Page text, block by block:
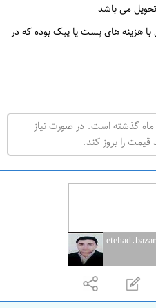
می باشد
با هزینه های پست یا پیک بوده که در
ماه گذشته است. در صورت نیاز
قیمت را بروز کند.